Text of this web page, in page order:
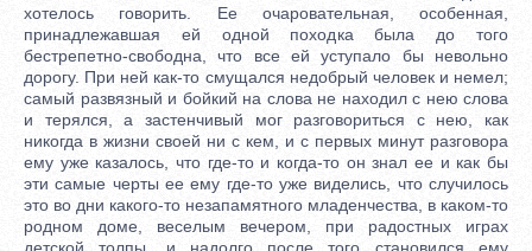
хотелось говорить. Ее очаровательная, особенная,
принадлежавшая ей одной походка была до того
бестрепетно-свободна, что все ей уступало бы невольно
дорогу. При ней как-то смущался недобрый человек и немел;
самый развязный и бойкий на слова не находил с нею слова
и терялся, а застенчивый мог разговориться с нею, как
никогда в жизни своей ни с кем, и с первых минут разговора
ему уже казалось, что где-то и когда-то он знал ее и как бы
эти самые черты ее ему где-то уже виделись, что случилось
это во дни какого-то незапамятного младенчества, в каком-то
родном доме, веселым вечером, при радостных играх
детской толпы, и надолго после того становился ему